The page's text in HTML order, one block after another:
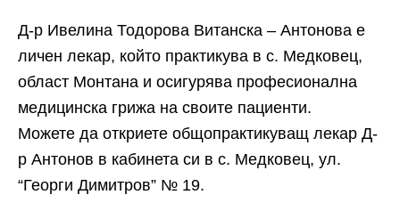
Д-р Ивелина Тодорова Витанска – Антонова е
личен лекар, който практикува в с. Медковец,
област Монтана и осигурява професионална
медицинска грижа на своите пациенти.
Можете да откриете общопрактикуващ лекар Д-
р Антонов в кабинета си в с. Медковец, ул.
“Георги Димитров” № 19.